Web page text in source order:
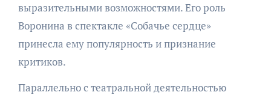
выразительными возможностями. Его роль
Воронина в спектакле «Собачье сердце»
принесла ему популярность и признание
критиков.
Параллельно с театральной деятельностью